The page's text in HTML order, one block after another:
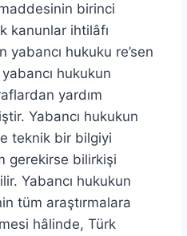
birinci
kanunlar ihtilâfı
yabancı hukuku re’sen
hukukun
yardım
Yabancı hukukun
teknik bir bilgiyi
gerekirse bilirkişi
Yabancı hukukun
tüm araştırmalara
hâlinde, Türk